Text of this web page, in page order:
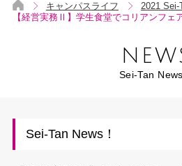
キャンパスライフ
2021 Sei-
【経営実務Ⅱ】学生食堂でコリアンフェ
Sei-Tan News
Sei-Tan News！